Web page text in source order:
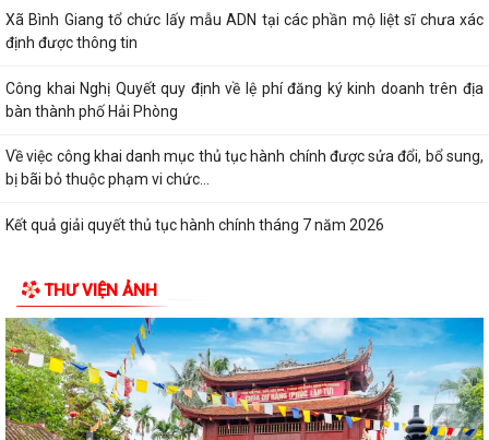
Xã Bình Giang tổ chức lấy mẫu ADN tại các phần mộ liệt sĩ chưa xác
định được thông tin
Công khai Nghị Quyết quy định về lệ phí đăng ký kinh doanh trên địa
bàn thành phố Hải Phòng
Về việc công khai danh mục thủ tục hành chính được sửa đổi, bổ sung,
bị bãi bỏ thuộc phạm vi chức...
Kết quả giải quyết thủ tục hành chính tháng 7 năm 2026
LƯỢNG THEO TIÊU CHUẨN QUỐC GIA TCVN...
UBND xã triển khai giải quyết chế độ chính sách đối với người hoạt
động không chuyên trách ở thôn
Nghị quyết Về việc quy định mức chi thăm chúc tết Nguyên đán, thăm
hỏi ốm đau, trợ cấp đối với một...
THƯ VIỆN ẢNH